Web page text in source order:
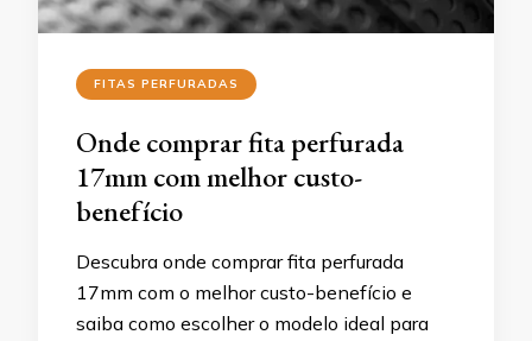
FITAS PERFURADAS
Onde comprar fita perfurada
17mm com melhor custo-
benefício
Descubra onde comprar fita perfurada
17mm com o melhor custo-benefício e
saiba como escolher o modelo ideal para